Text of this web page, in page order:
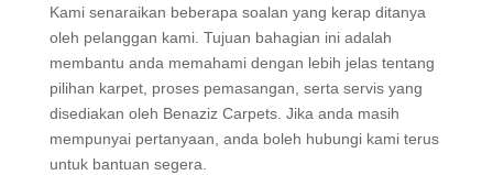
Kami senaraikan beberapa soalan yang kerap ditanya
oleh pelanggan kami. Tujuan bahagian ini adalah
membantu anda memahami dengan lebih jelas tentang
pilihan karpet, proses pemasangan, serta servis yang
disediakan oleh Benaziz Carpets. Jika anda masih
mempunyai pertanyaan, anda boleh hubungi kami terus
untuk bantuan segera.